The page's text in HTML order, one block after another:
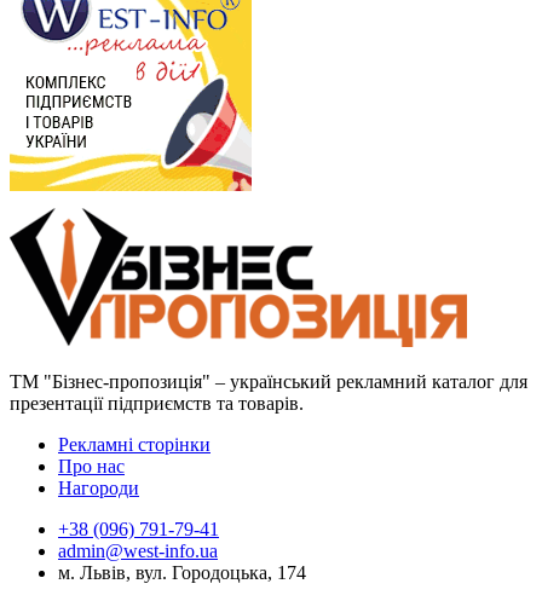
ТМ "Бізнес-пропозиція" – український рекламний каталог для
презентації підприємств та товарів.
Рекламні сторінки
Про нас
Нагороди
+38 (096) 791-79-41
admin@west-info.ua
м. Львів, вул. Городоцька, 174